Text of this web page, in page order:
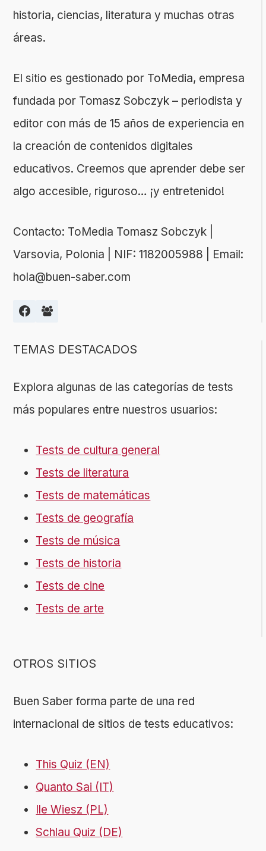
historia, ciencias, literatura y muchas otras
áreas.
El sitio es gestionado por ToMedia, empresa
fundada por Tomasz Sobczyk – periodista y
editor con más de 15 años de experiencia en
la creación de contenidos digitales
educativos. Creemos que aprender debe ser
algo accesible, riguroso… ¡y entretenido!
Contacto: ToMedia Tomasz Sobczyk |
Varsovia, Polonia | NIF: 1182005988 | Email:
hola@buen-saber.com
TEMAS DESTACADOS
Explora algunas de las categorías de tests
más populares entre nuestros usuarios:
Tests de cultura general
Tests de literatura
Tests de matemáticas
Tests de geografía
Tests de música
Tests de historia
Tests de cine
Tests de arte
OTROS SITIOS
Buen Saber forma parte de una red
internacional de sitios de tests educativos:
This Quiz (EN)
Quanto Sai (IT)
Ile Wiesz (PL)
Schlau Quiz (DE)